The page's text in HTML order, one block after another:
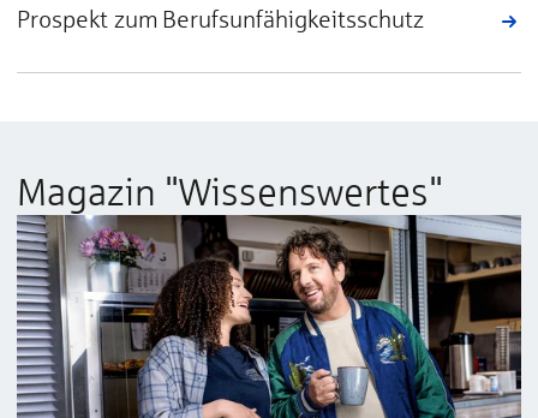
Prospekt zum Berufsunfähigkeitsschutz
Magazin "Wissenswertes"